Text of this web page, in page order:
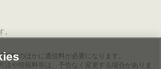
。
報料のほかに通信料が必要になります。
法や情報料等は、予告なく変更する場合がありま